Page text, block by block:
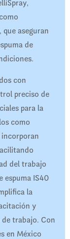
aseguran
de
con
preciso de
para la
como
del trabajo
espuma IS40
la
y
trabajo. Con
en México